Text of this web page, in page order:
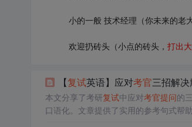
小的一般 技术经理（你未来的老
欢迎扔砖头（小点的砖头， 打出
【复试英语】应对考官三招解决
本文分享了考研复试中应对考官提问的
口语化。文章提供了实用的参考句式帮